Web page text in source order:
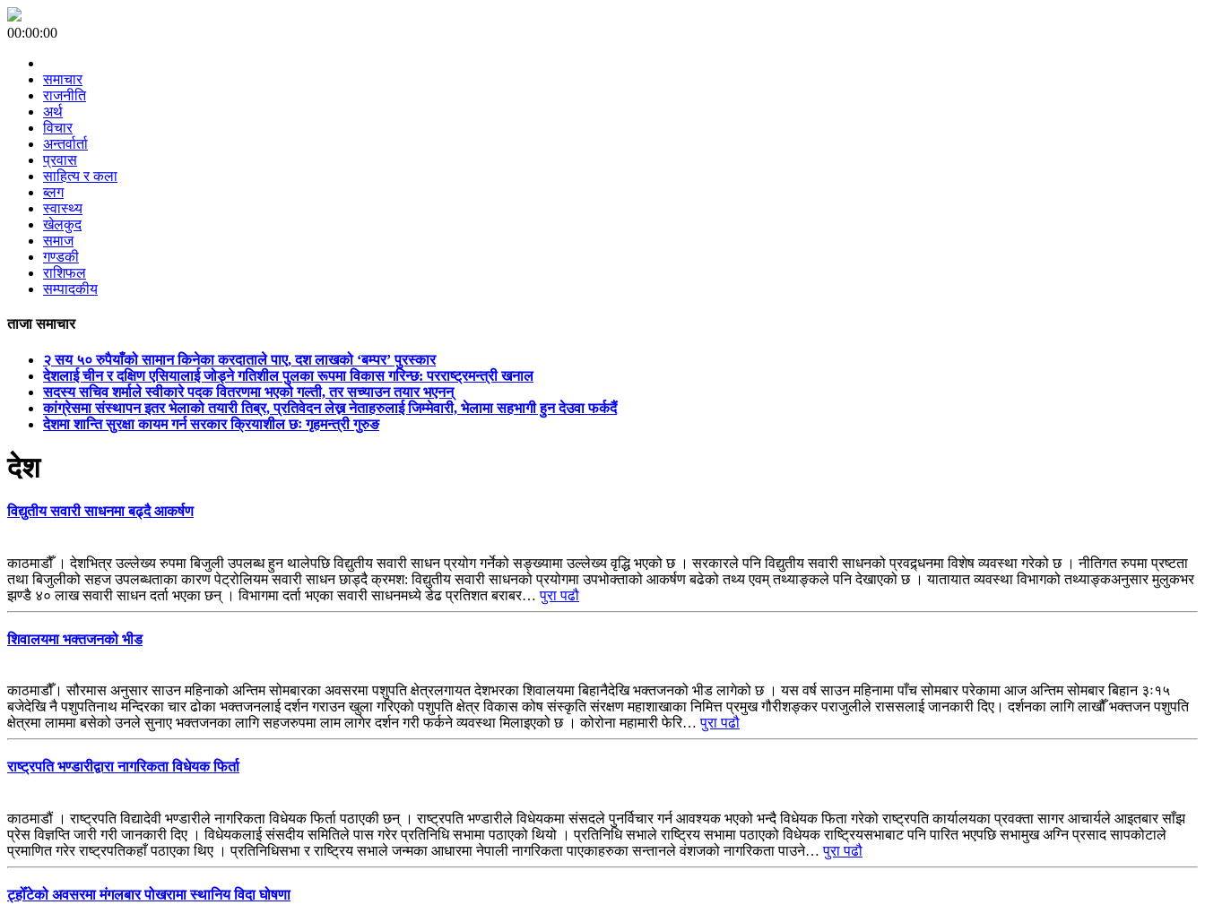
00:00:00
समाचार
राजनीति
अर्थ
विचार
अन्तर्वार्ता
प्रवास
साहित्य र कला
ब्लग
स्वास्थ्य
खेलकुद
समाज
गण्डकी
राशिफल
सम्पादकीय
ताजा समाचार
२ सय ५० रुपैयाँको सामान किनेका करदाताले पाए, दश लाखको ‘बम्पर’ पुरस्कार
देशलाई चीन र दक्षिण एसियालाई जोड्ने गतिशील पुलका रूपमा विकास गरिन्छ: परराष्ट्रमन्त्री खनाल
सदस्य सचिव शर्माले स्वीकारे पदक वितरणमा भएको गल्ती, तर सच्याउन तयार भएनन्
कांग्रेसमा संस्थापन इतर भेलाको तयारी तिब्र, प्रतिवेदन लेख्न नेताहरुलाई जिम्मेवारी, भेलामा सहभागी हुन देउवा फर्कदैं
देशमा शान्ति सुरक्षा कायम गर्न सरकार क्रियाशील छः गृहमन्त्री गुरुङ
देश
विद्युतीय सवारी साधनमा बढ्दै आकर्षण
काठमाडौँ । देशभित्र उल्लेख्य रुपमा बिजुली उपलब्ध हुन थालेपछि विद्युतीय सवारी साधन प्रयोग गर्नेको सङ्ख्यामा उल्लेख्य वृद्धि भएको छ । सरकारले पनि विद्युतीय सवारी साधनको प्रवद्र्धनमा विशेष व्यवस्था गरेको छ । नीतिगत रुपमा प्रष्टता
तथा बिजुलीको सहज उपलब्धताका कारण पेट्रोलियम सवारी साधन छाड्दै क्रमश: विद्युतीय सवारी साधनको प्रयोगमा उपभोक्ताको आकर्षण बढेको तथ्य एवम् तथ्याङ्कले पनि देखाएको छ । यातायात व्यवस्था विभागको तथ्याङ्कअनुसार मुलुकभर
झण्डै ४० लाख सवारी साधन दर्ता भएका छन् । विभागमा दर्ता भएका सवारी साधनमध्ये डेढ प्रतिशत बराबर…पुरा पढौ
शिवालयमा भक्तजनको भीड
काठमाडौँ। सौरमास अनुसार साउन महिनाको अन्तिम सोमबारका अवसरमा पशुपति क्षेत्रलगायत देशभरका शिवालयमा बिहानैदेखि भक्तजनको भीड लागेको छ । यस वर्ष साउन महिनामा पाँच सोमबार परेकामा आज अन्तिम सोमबार बिहान ३ः१५
बजेदेखि नै पशुपतिनाथ मन्दिरका चार ढोका भक्तजनलाई दर्शन गराउन खुला गरिएको पशुपति क्षेत्र विकास कोष संस्कृति संरक्षण महाशाखाका निमित्त प्रमुख गौरीशङ्कर पराजुलीले राससलाई जानकारी दिए। दर्शनका लागि लाखौँ भक्तजन पशुपति
क्षेत्रमा लाममा बसेको उनले सुनाए भक्तजनका लागि सहजरुपमा लाम लागेर दर्शन गरी फर्कने व्यवस्था मिलाइएको छ । कोरोना महामारी फेरि…पुरा पढौ
राष्ट्रपति भण्डारीद्वारा नागरिकता विधेयक फिर्ता
काठमाडौं । राष्ट्रपति विद्यादेवी भण्डारीले नागरिकता विधेयक फिर्ता पठाएकी छन् । राष्ट्रपति भण्डारीले विधेयकमा संसदले पुनर्विचार गर्न आवश्यक भएको भन्दै विधेयक फिता गरेको राष्ट्रपति कार्यालयका प्रवक्ता सागर आचार्यले आइतबार साँझ
प्रेस विज्ञप्ति जारी गरी जानकारी दिए । विधेयकलाई संसदीय समितिले पास गरेर प्रतिनिधि सभामा पठाएको थियो । प्रतिनिधि सभाले राष्ट्रिय सभामा पठाएको विधेयक राष्ट्रियसभाबाट पनि पारित भएपछि सभामुख अग्नि प्रसाद सापकोटाले
प्रमाणित गरेर राष्ट्रपतिकहाँ पठाएका थिए । प्रतिनिधिसभा र राष्ट्रिय सभाले जन्मका आधारमा नेपाली नागरिकता पाएकाहरुका सन्तानले वंशजको नागरिकता पाउने…पुरा पढौ
ट्होँटेको अवसरमा मंगलबार पोखरामा स्थानिय विदा घोषणा